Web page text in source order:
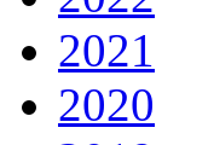
2021
2020